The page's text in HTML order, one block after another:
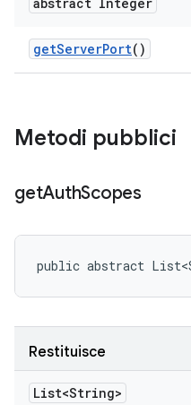
getServerPort()
Metodi pubblici
getAuthScopes
public abstract
Restituisce
List<String>